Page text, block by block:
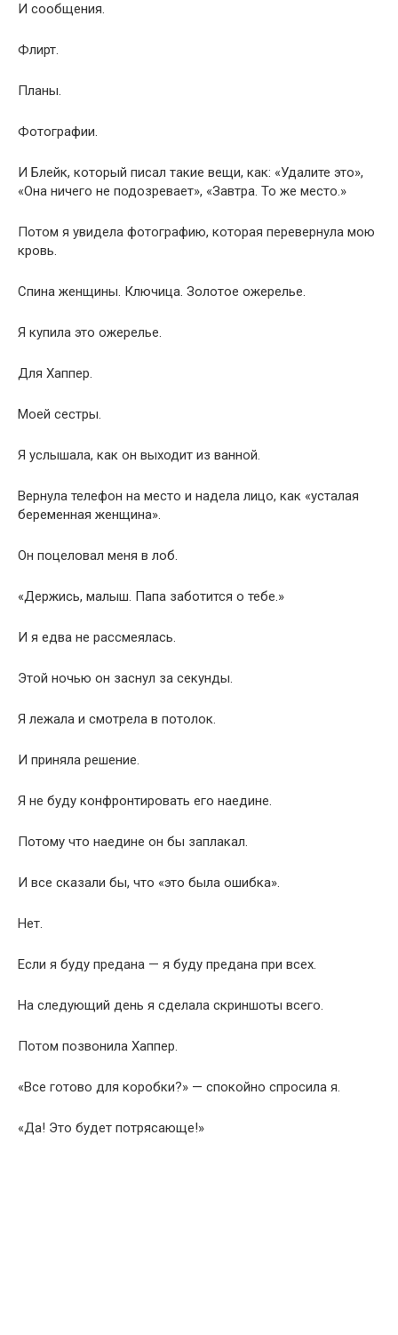
И сообщения.
Флирт.
Планы.
Фотографии.
И Блейк, который писал такие вещи, как: «Удалите это»,
«Она ничего не подозревает», «Завтра. То же место.»
Потом я увидела фотографию, которая перевернула мою
кровь.
Спина женщины. Ключица. Золотое ожерелье.
Я купила это ожерелье.
Для Хаппер.
Моей сестры.
Я услышала, как он выходит из ванной.
Вернула телефон на место и надела лицо, как «усталая
беременная женщина».
Он поцеловал меня в лоб.
«Держись, малыш. Папа заботится о тебе.»
И я едва не рассмеялась.
Этой ночью он заснул за секунды.
Я лежала и смотрела в потолок.
И приняла решение.
Я не буду конфронтировать его наедине.
Потому что наедине он бы заплакал.
И все сказали бы, что «это была ошибка».
Нет.
Если я буду предана — я буду предана при всех.
На следующий день я сделала скриншоты всего.
Потом позвонила Хаппер.
«Все готово для коробки?» — спокойно спросила я.
«Да! Это будет потрясающе!»